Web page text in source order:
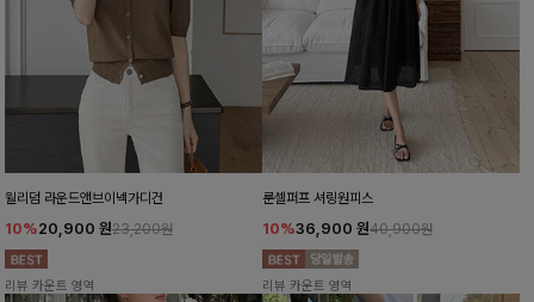
윌리덤 라운드앤브이넥가디건
10%20,900 원23,200원
리뷰 카운트 영역
룬셀퍼프 셔링원피스
10%36,900 원40,900원
리뷰 카운트 영역